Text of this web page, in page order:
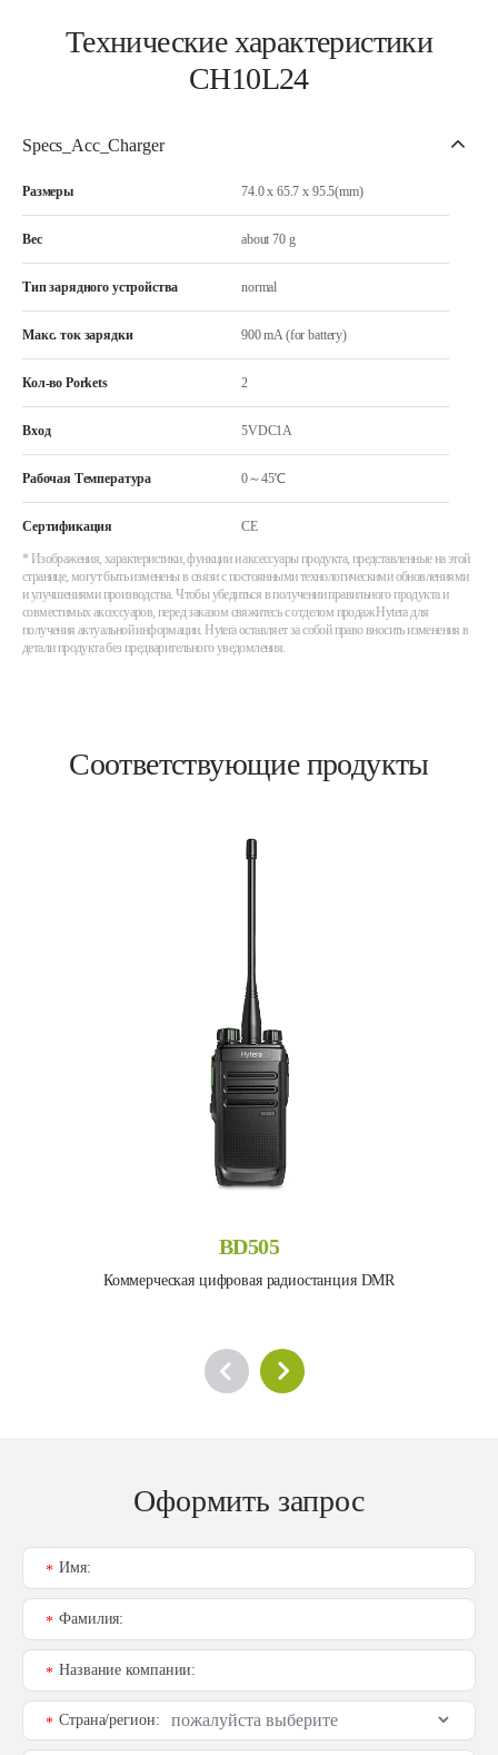
Технические характеристики
CH10L24
Specs_Acc_Charger
Размеры 74.0 x 65.7 x 95.5(mm)
Вес about 70 g
Тип зарядного устройства normal
Макс. ток зарядки 900 mA (for battery)
Кол-во Porkets 2
Вход 5VDC1A
Рабочая Температура 0～45℃
Сертификация CE
* Изображения, характеристики, функции и аксессуары продукта, представленные на этой
странице, могут быть изменены в связи с постоянными технологическими обновлениями
и улучшениями производства. Чтобы убедиться в получении правильного продукта и
совместимых аксессуаров, перед заказом свяжитесь с отделом продаж Hytera для
получения актуальной информации. Hytera оставляет за собой право вносить изменения в
детали продукта без предварительного уведомления.
Соответствующие продукты
BD505
Коммерческая цифровая радиостанция DMR
Оформить запрос
Имя:
*
Фамилия:
*
Название компании:
*
Страна/регион:
*